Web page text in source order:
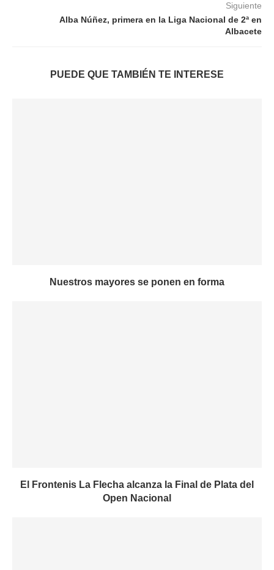
Siguiente
Alba Núñez, primera en la Liga Nacional de 2ª en
Albacete
PUEDE QUE TAMBIÉN TE INTERESE
Nuestros mayores se ponen en forma
El Frontenis La Flecha alcanza la Final de Plata del
Open Nacional